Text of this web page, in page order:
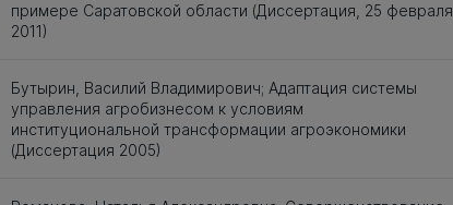
примере Саратовской области (Диссертация, 25 февраля
2011)
Бутырин, Василий Владимирович; Адаптация системы
управления агробизнесом к условиям
институциональной трансформации агроэкономики
(Диссертация 2005)